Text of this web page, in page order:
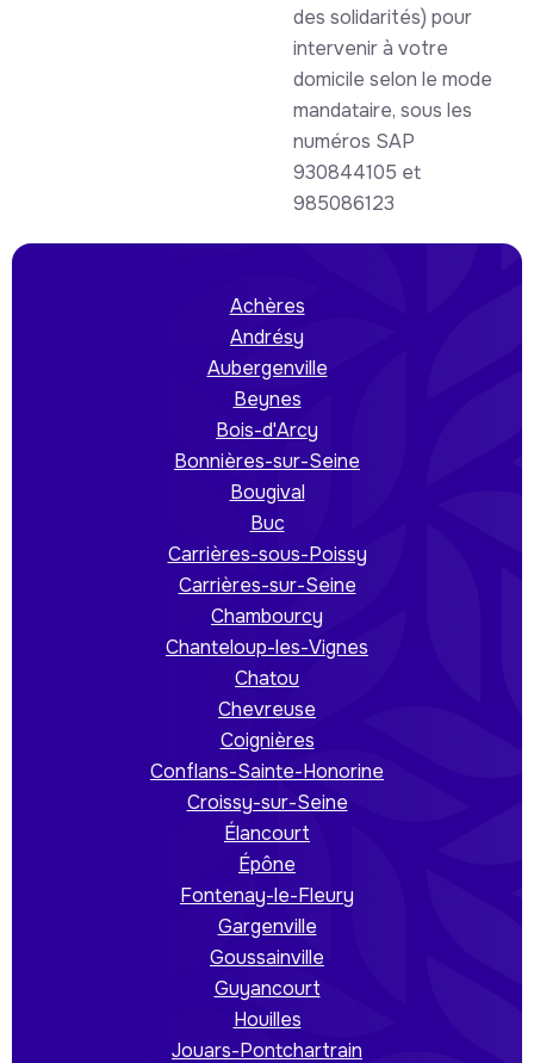
des solidarités) pour
intervenir à votre
domicile selon le mode
mandataire, sous les
numéros SAP
930844105 et
985086123
Achères
Andrésy
Aubergenville
Beynes
Bois-d'Arcy
Bonnières-sur-Seine
Bougival
Buc
Carrières-sous-Poissy
Carrières-sur-Seine
Chambourcy
Chanteloup-les-Vignes
Chatou
Chevreuse
Coignières
Conflans-Sainte-Honorine
Croissy-sur-Seine
Élancourt
Épône
Fontenay-le-Fleury
Gargenville
Goussainville
Guyancourt
Houilles
Jouars-Pontchartrain